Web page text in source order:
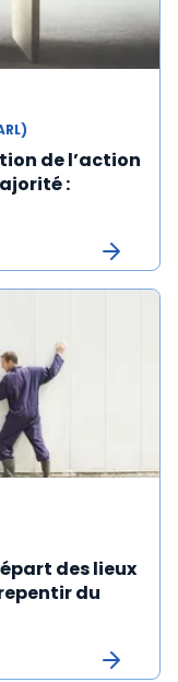
de l’action
:
des lieux
du